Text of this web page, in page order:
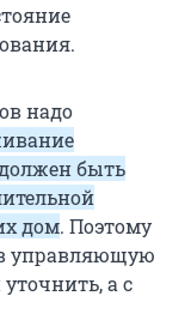
надо
быть
дом. Поэтому
управляющую
а с